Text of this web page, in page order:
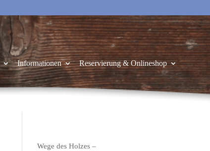
Informationen Reservierung & Onlineshop
Wege des Holzes –